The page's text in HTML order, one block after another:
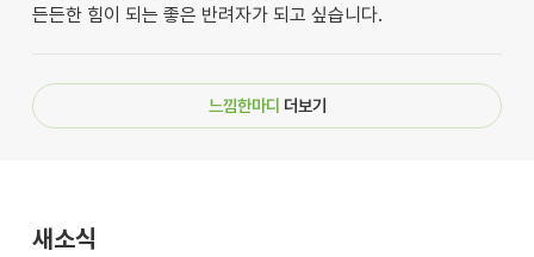
든든한 힘이 되는 좋은 반려자가 되고 싶습니다.
느낌한마디 더보기
새소식